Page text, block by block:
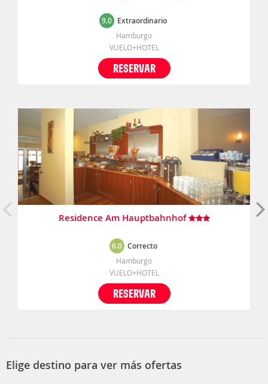
9.0 Extraordinario
Hamburgo
VUELO+HOTEL
RESERVAR
Residence Am Hauptbahnhof
6.0 Correcto
Hamburgo
VUELO+HOTEL
RESERVAR
Elige destino para ver más ofertas